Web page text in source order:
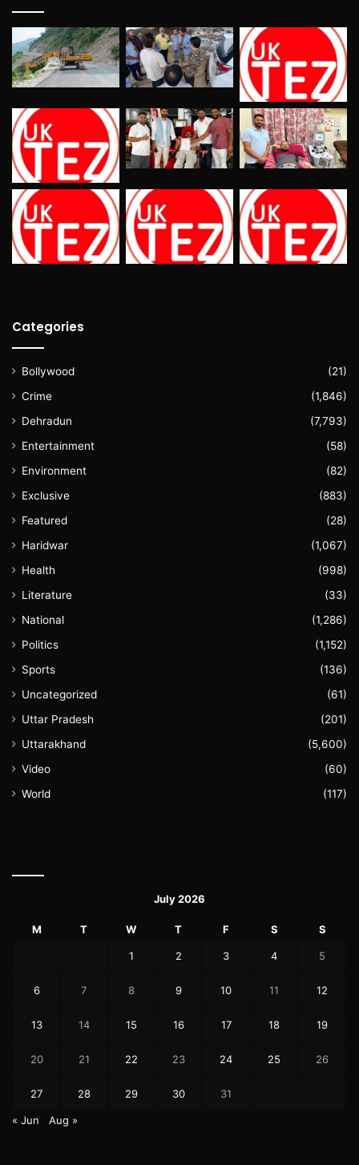
Categories
Bollywood
(21)
Crime
(1,846)
Dehradun
(7,793)
Entertainment
(58)
Environment
(82)
Exclusive
(883)
Featured
(28)
Haridwar
(1,067)
Health
(998)
Literature
(33)
National
(1,286)
Politics
(1,152)
Sports
(136)
Uncategorized
(61)
Uttar Pradesh
(201)
Uttarakhand
(5,600)
Video
(60)
World
(117)
July 2026
M T W T F S S
1 2 3 4 5
6 7 8 9 10 11 12
13 14 15 16 17 18 19
20 21 22 23 24 25 26
27 28 29 30 31
« Jun Aug »